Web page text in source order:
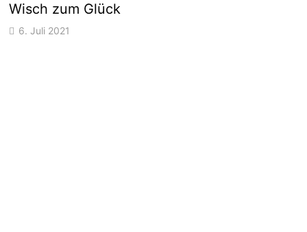
Wisch zum Glück
6. Juli 2021